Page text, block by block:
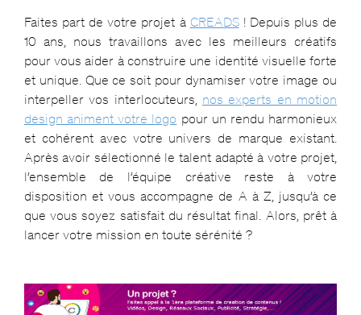
Faites part de votre projet à CREADS! Depuis plus de
10 ans, nous travaillons avec les meilleurs créatifs
pour vous aider à construire une identité visuelle forte
et unique. Que ce soit pour dynamiser votre image ou
interpeller vos interlocuteurs, nos experts en motion
design animent votre logo pour un rendu harmonieux
et cohérent avec votre univers de marque existant.
Après avoir sélectionné le talent adapté à votre projet,
l’ensemble de l’équipe créative reste à votre
disposition et vous accompagne de A à Z, jusqu’à ce
que vous soyez satisfait du résultat final. Alors, prêt à
lancer votre mission en toute sérénité ?